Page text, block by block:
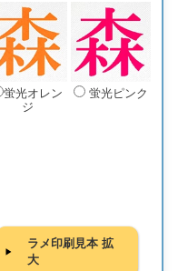
蛍光オレン
ジ
蛍光ピンク
ラメ印刷見本 拡
大